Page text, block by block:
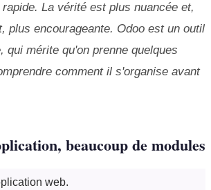
La vérité est plus nuancée et,
plus encourageante. Odoo est un outil
qui mérite qu'on prenne quelques
comment il s'organise avant
beaucoup de modules
web.